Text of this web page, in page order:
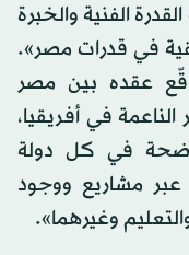
الفنية والخبرة
في قدرات مصر».
وُقّع عقده بين مصر
في أفريقيا،
في كل دولة
عبر مشاريع ووجود
وغيرهما».